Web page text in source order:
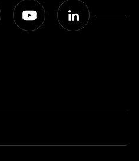
Instagram Youtube